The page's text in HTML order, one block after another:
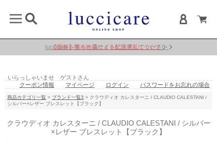
【重要】熊本地震による配送遅延について
いらっしゃいませ ゲストさん
クーポン情報
マイページ ログイン パスワードをお忘れの場合
商品カテゴリ一覧 > ブランド一覧3 > クラウディオ カレスターニ / CLAUDIO CALESTANI /
シルバー×レザー ブレスレット【ブラック】
クラウディオ カレスターニ / CLAUDIO CALESTANI / シルバー
×レザー ブレスレット【ブラック】